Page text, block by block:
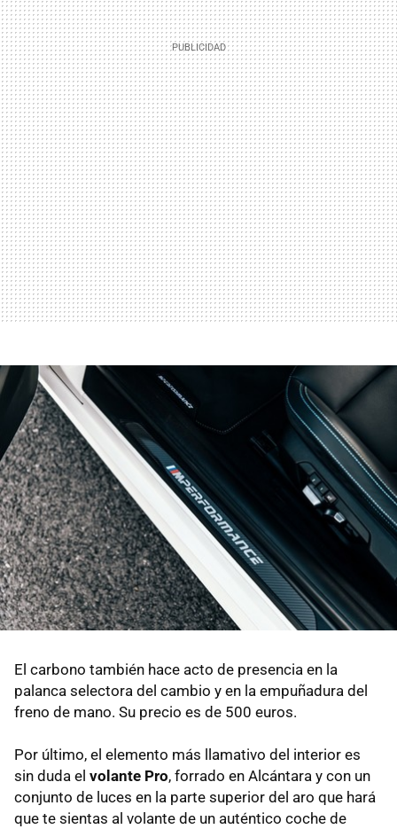
El carbono también hace acto de presencia en la
palanca selectora del cambio y en la empuñadura del
freno de mano. Su precio es de 500 euros.
Por último, el elemento más llamativo del interior es
sin duda el volante Pro, forrado en Alcántara y con un
conjunto de luces en la parte superior del aro que hará
que te sientas al volante de un auténtico coche de